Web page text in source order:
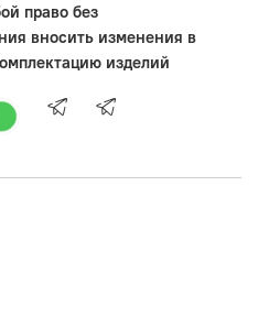
право без
вносить изменения в
изделий